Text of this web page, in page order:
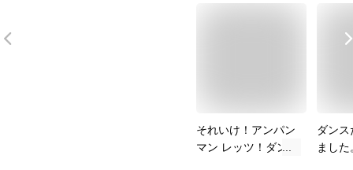
それいけ！アンパン
マン レッツ！ダン
ダン
まし